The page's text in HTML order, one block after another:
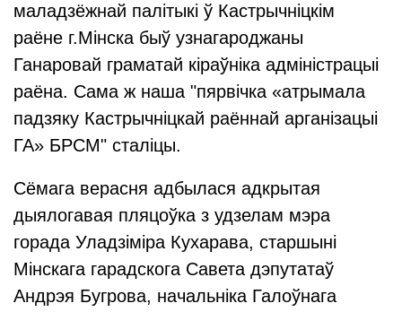
маладзёжнай палітыкі ў Кастрычніцкім
раёне г.Мінска быў узнагароджаны
Ганаровай граматай кіраўніка адміністрацыі
раёна. Сама ж наша "пярвічка «атрымала
падзяку Кастрычніцкай раённай арганізацыі
ГА» БРСМ" сталіцы.
Сёмага верасня адбылася адкрытая
дыялогавая пляцоўка з удзелам мэра
горада Уладзіміра Кухарава, старшыні
Мінскага гарадскога Савета дэпутатаў
Андрэя Бугрова, начальніка Галоўнага